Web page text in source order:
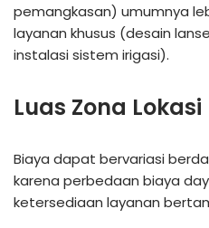
pemangkasan) umumnya
layanan khusus (desain
instalasi sistem irigasi).
Luas Zona Lokasi
Biaya dapat bervariasi
karena perbedaan biaya
ketersediaan layanan